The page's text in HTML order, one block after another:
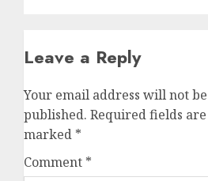
Leave a Reply
Your email address will not be
published. Required fields are
marked *
Comment *